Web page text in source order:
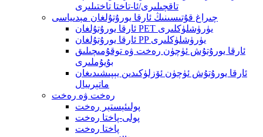
تاقچىلىرى/ئا-تاختا تاختىلىرى
چىراغ قۇتىسىنىڭ ئارقا يورۇتۇلغان مېدىياسى
ئارقا يورۇتۇلغان PET يۈرۈشلۈكلىرى
ئارقا يورۇتۇلغان PP يۈرۈشلۈكلىرى
ئارقا يورۇتۇش ئۈچۈن رەخت ۋە توقۇمىچىلىق
بۇيۇملىرى
ئارقا يورۇتۇش ئۈچۈن ئۆزلۈكىدىن يېپىشىدىغان
ماتېرىيال
رەخت ۋە رەخت
پولىئېستېر رەخت
پولى-پاختا رەخت
پاختا رەخت